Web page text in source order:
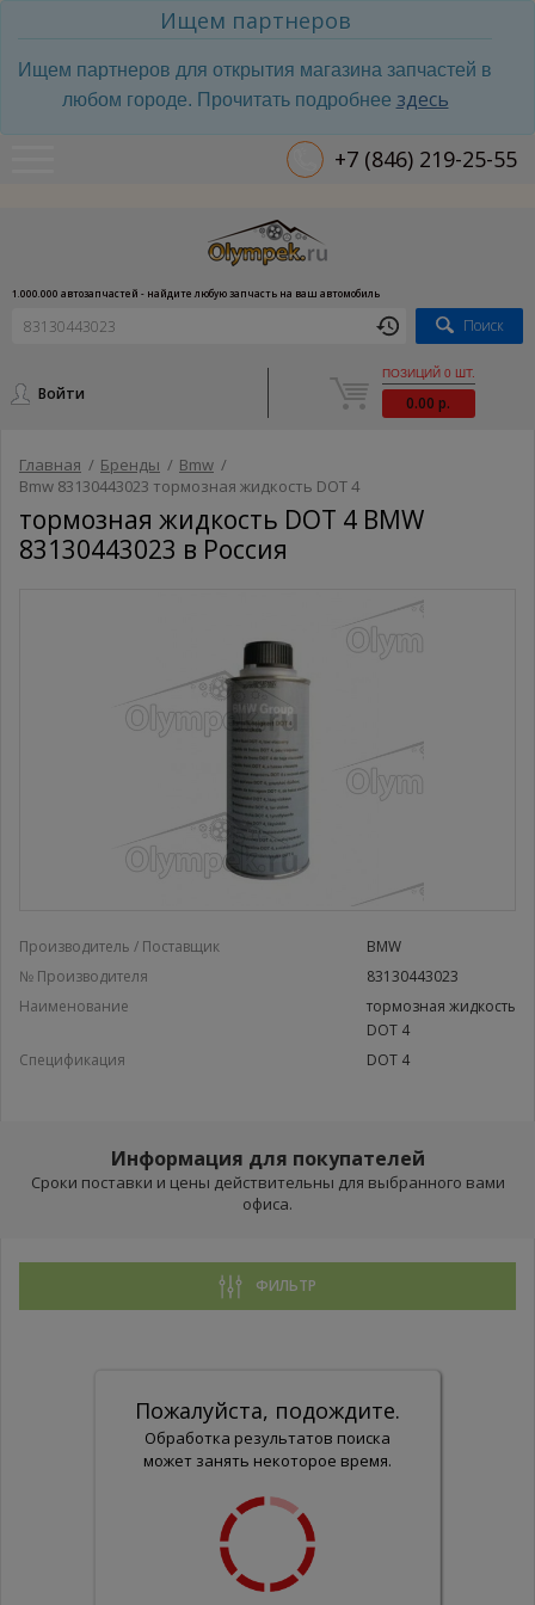
Ищем партнеров
Ищем партнеров для открытия магазина запчастей в
любом городе. Прочитать подробнее здесь
+7 (846) 219-25-55
1.000.000 автозапчастей - найдите любую запчасть на ваш автомобиль
Поиск
Войти
ПОЗИЦИЙ 0 ШТ.
0.00 р.
Главная / Бренды / Bmw /
Bmw 83130443023 тормозная жидкость DOT 4
тормозная жидкость DOT 4 BMW
83130443023 в Россия
Производитель / Поставщик
BMW
№ Производителя
83130443023
Наименование
тормозная жидкость
DOT 4
Спецификация
DOT 4
Информация для покупателей
Сроки поставки и цены действительны для выбранного вами
офиса.
ФИЛЬТР
Пожалуйста, подождите.
Обработка результатов поиска
может занять некоторое время.